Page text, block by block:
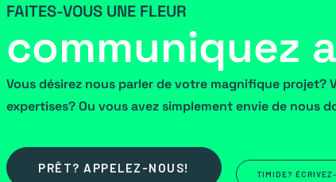
FAITES-VOUS UNE FLEUR
communiquez
Vous désirez nous parler de votre magnifique projet?
expertises? Ou vous avez simplement envie de nous
PRÊT? APPELEZ-NOUS! TIMIDE?